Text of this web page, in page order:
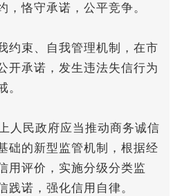
，恪守承诺，公平竞争。
约束、自我管理机制，在市
开承诺，发生违法失信行为
。
民政府应当推动商务诚信
础的新型监管机制，根据经
用评价，实施分级分类监
践诺，强化信用自律。